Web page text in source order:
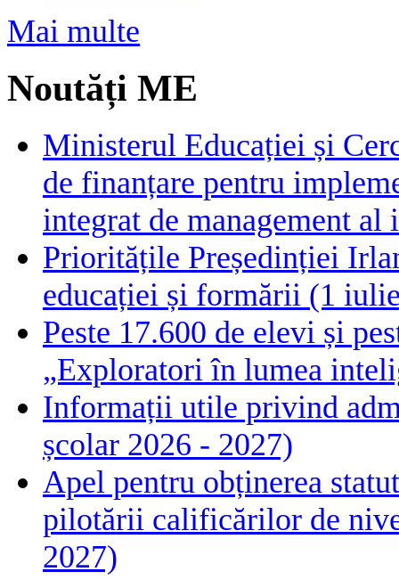
Mai multe
Noutăți ME
Ministerul Educației și
de finanțare pentru
integrat de management
Prioritățile Președinției
educației și formării (1
Peste 17.600 de elevi și
„Exploratori în lumea
Informații utile privind
școlar 2026 - 2027)
Apel pentru obținerea
pilotării calificărilor de
2027)